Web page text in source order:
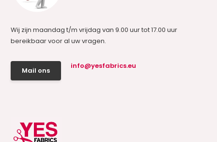
Wij zijn maandag t/m vrijdag van 9.00 uur tot 17.00 uur
bereikbaar voor al uw vragen.
Mail ons
info@yesfabrics.eu